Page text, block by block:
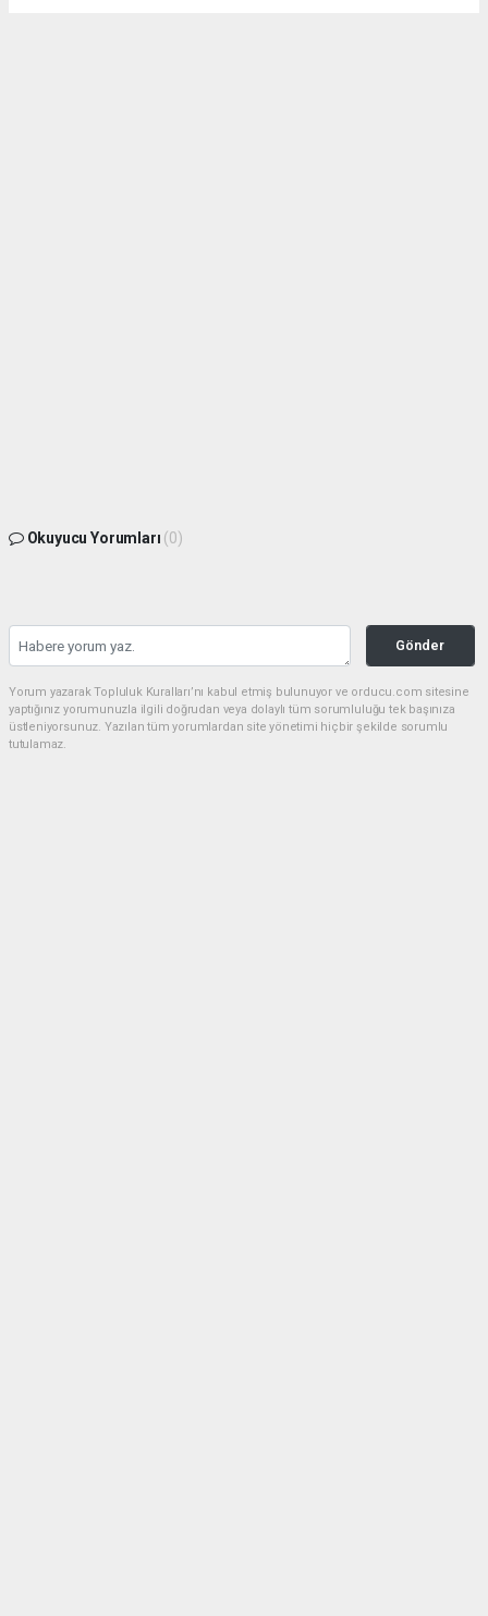
Okuyucu Yorumları (0)
Gönder
Yorum yazarak Topluluk Kuralları’nı kabul etmiş bulunuyor ve orducu.com sitesine
yaptığınız yorumunuzla ilgili doğrudan veya dolaylı tüm sorumluluğu tek başınıza
üstleniyorsunuz. Yazılan tüm yorumlardan site yönetimi hiçbir şekilde sorumlu
tutulamaz.